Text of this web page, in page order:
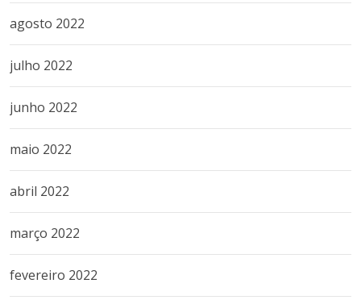
agosto 2022
julho 2022
junho 2022
maio 2022
abril 2022
março 2022
fevereiro 2022